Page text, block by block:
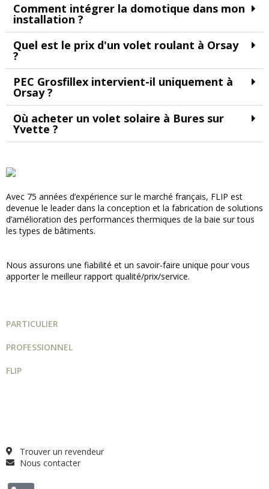
Comment intégrer la domotique dans mon
installation ?
Quel est le prix d'un volet roulant à Orsay
?
PEC Grosfillex intervient-il uniquement à
Orsay ?​
Où acheter un volet solaire à Bures sur
Yvette ?​
Avec 75 années d’expérience sur le marché français, FLIP est
devenue le leader dans la conception et la fabrication de solutions
d’amélioration des performances thermiques de la baie sur tous
les types de bâtiments.
Nous assurons une fiabilité et un savoir-faire unique pour vous
apporter le meilleur rapport qualité/prix/service.
PARTICULIER
PROFESSIONNEL
FLIP
Trouver un revendeur
Nous contacter